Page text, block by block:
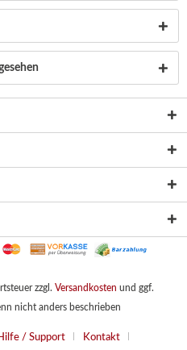
zzgl. Versandkosten und ggf.
nicht anders beschrieben
/ Support Kontakt